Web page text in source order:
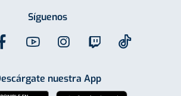
Síguenos
nuestra App